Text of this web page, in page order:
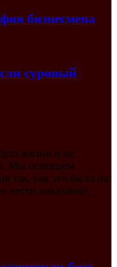
бизнесмена
суровый
жизни и не
Мы освещаем
так, как это было на
нести наказание,